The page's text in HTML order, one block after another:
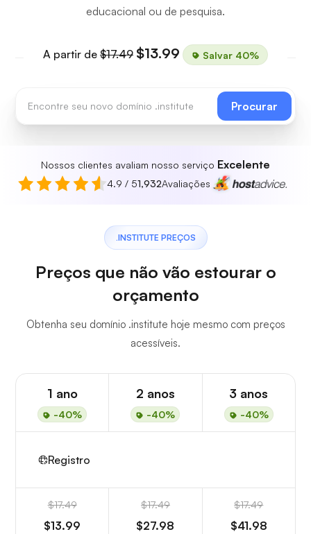
educacional ou de pesquisa.
A partir de $17.49 $13.99 Salvar 40%
Procurar
Nossos clientes avaliam nosso serviço Excelente
4.9 / 51,932Avaliações
.INSTITUTE PREÇOS
Preços que não vão estourar o
orçamento
Obtenha seu domínio .institute hoje mesmo com preços
acessíveis.
1 ano
-40%
2 anos
-40%
3 anos
-40%
Registro
$17.49
$13.99
$17.49
$27.98
$17.49
$41.98